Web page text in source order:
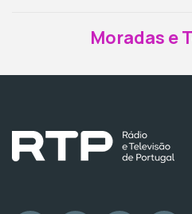
Moradas e